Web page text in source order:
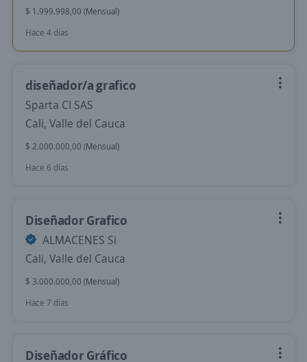
$ 1.999.998,00 (Mensual)
Hace 4 días
diseñador/a grafico
Sparta CI SAS
Cali, Valle del Cauca
$ 2.000.000,00 (Mensual)
Hace 6 días
Diseñador Grafico
ALMACENES Si
Cali, Valle del Cauca
$ 3.000.000,00 (Mensual)
Hace 7 días
Diseñador Gráfico